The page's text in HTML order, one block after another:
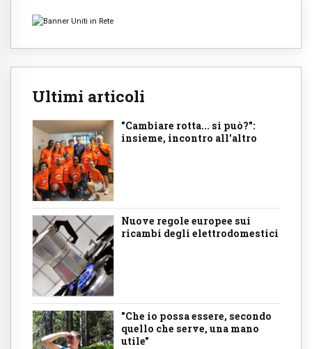
Ultimi articoli
"Cambiare rotta... si può?":
insieme, incontro all'altro
Nuove regole europee sui
ricambi degli elettrodomestici
"Che io possa essere, secondo
quello che serve, una mano
utile"